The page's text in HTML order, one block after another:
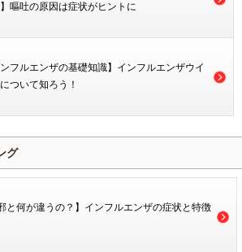
嘔吐の原因は症状がヒントに
ンフルエンザの基礎知識】インフルエンザウイ
ついて知ろう！
グ
邪と何が違うの？】インフルエンザの症状と特徴